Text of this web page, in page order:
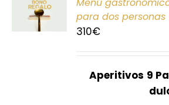
para dos personas
310€
Aperitivos 9